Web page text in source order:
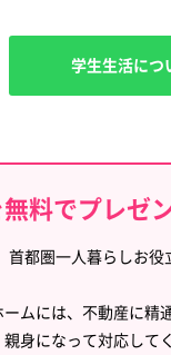
学生生活につ
料でプレゼ
都圏一人暮らしお役
ムには、不動産に精
身になって対応して